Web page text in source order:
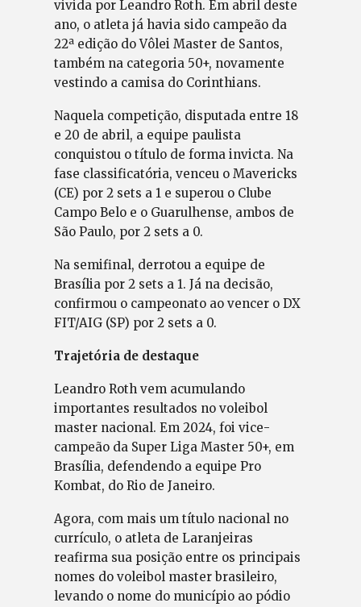
vivida por Leandro Roth. Em abril deste
ano, o atleta já havia sido campeão da
22ª edição do Vôlei Master de Santos,
também na categoria 50+, novamente
vestindo a camisa do Corinthians.
Naquela competição, disputada entre 18
e 20 de abril, a equipe paulista
conquistou o título de forma invicta. Na
fase classificatória, venceu o Mavericks
(CE) por 2 sets a 1 e superou o Clube
Campo Belo e o Guarulhense, ambos de
São Paulo, por 2 sets a 0.
Na semifinal, derrotou a equipe de
Brasília por 2 sets a 1. Já na decisão,
confirmou o campeonato ao vencer o DX
FIT/AIG (SP) por 2 sets a 0.
Trajetória de destaque
Leandro Roth vem acumulando
importantes resultados no voleibol
master nacional. Em 2024, foi vice-
campeão da Super Liga Master 50+, em
Brasília, defendendo a equipe Pro
Kombat, do Rio de Janeiro.
Agora, com mais um título nacional no
currículo, o atleta de Laranjeiras
reafirma sua posição entre os principais
nomes do voleibol master brasileiro,
levando o nome do município ao pódio